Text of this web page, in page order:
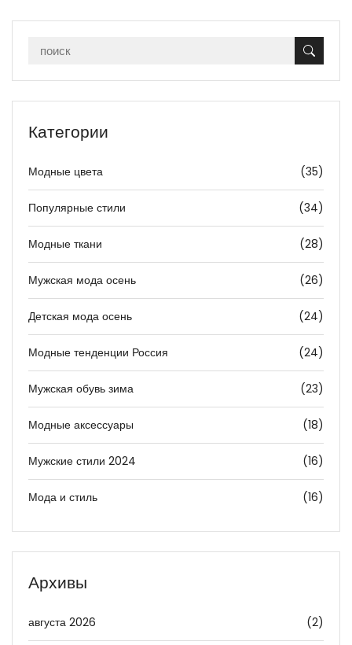
Категории
Модные цвета (35)
Популярные стили (34)
Модные ткани (28)
Мужская мода осень (26)
Детская мода осень (24)
Модные тенденции Россия (24)
Мужская обувь зима (23)
Модные аксессуары (18)
Мужские стили 2024 (16)
Мода и стиль (16)
Архивы
августа 2026 (2)